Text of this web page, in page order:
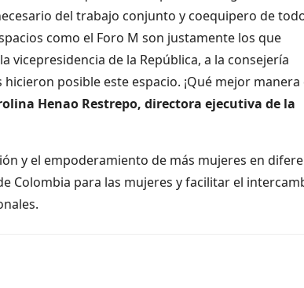
del trabajo conjunto y coequipero de
como el Foro M son justamente los que
vicepresidencia de la República, a la consejería
posible este espacio. ¡Qué mejor manera
Henao Restrepo, directora ejecutiva de la
y el empoderamiento de más mujeres en
Colombia para las mujeres y facilitar el